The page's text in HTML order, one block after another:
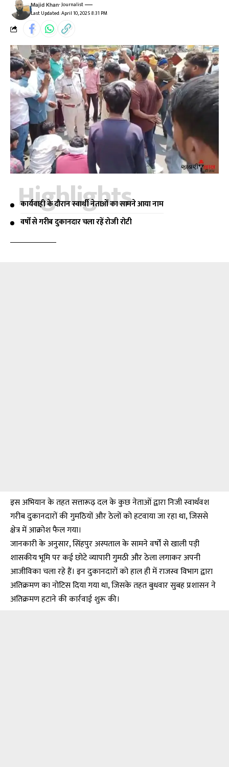
Last Updated: April 10, 2025 8:31 PM
Majid Khan- Journalist
Highlights
कार्यवाही के दौरान स्वार्थी नेताओं का सामने आया नाम
वर्षों से गरीब दुकानदार चला रहें रोजी रोटी
इस अभियान के तहत सत्तारूढ़ दल के कुछ नेताओं द्वारा निजी स्वार्थवश
गरीब दुकानदारों की गुमठियों और ठेलों को हटवाया जा रहा था, जिससे
क्षेत्र में आक्रोश फैल गया।
जानकारी के अनुसार, सिंहपुर अस्पताल के सामने वर्षों से खाली पड़ी
शासकीय भूमि पर कई छोटे व्यापारी गुमठी और ठेला लगाकर अपनी
आजीविका चला रहे हैं। इन दुकानदारों को हाल ही में राजस्व विभाग द्वारा
अतिक्रमण का नोटिस दिया गया था, जिसके तहत बुधवार सुबह प्रशासन ने
अतिक्रमण हटाने की कार्रवाई शुरू की।